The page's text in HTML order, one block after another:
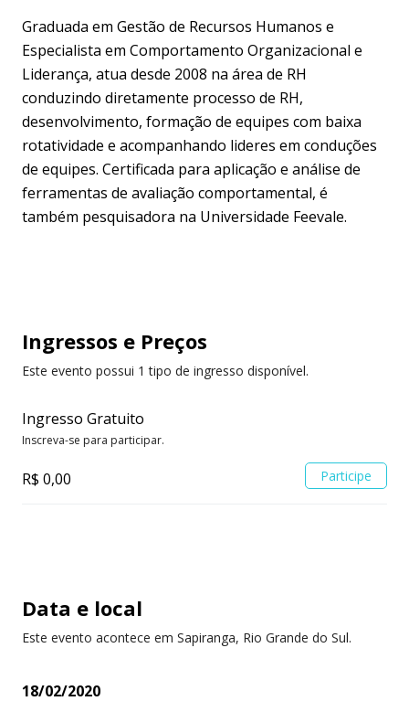
Graduada em Gestão de Recursos Humanos e
Especialista em Comportamento Organizacional e
Liderança, atua desde 2008 na área de RH
conduzindo diretamente processo de RH,
desenvolvimento, formação de equipes com baixa
rotatividade e acompanhando lideres em conduções
de equipes. Certificada para aplicação e análise de
ferramentas de avaliação comportamental, é
também pesquisadora na Universidade Feevale.
Ingressos e Preços
Este evento possui 1 tipo de ingresso disponível.
Ingresso Gratuito
Inscreva-se para participar.
R$ 0,00 Participe
Data e local
Este evento acontece em Sapiranga, Rio Grande do Sul.
18/02/2020